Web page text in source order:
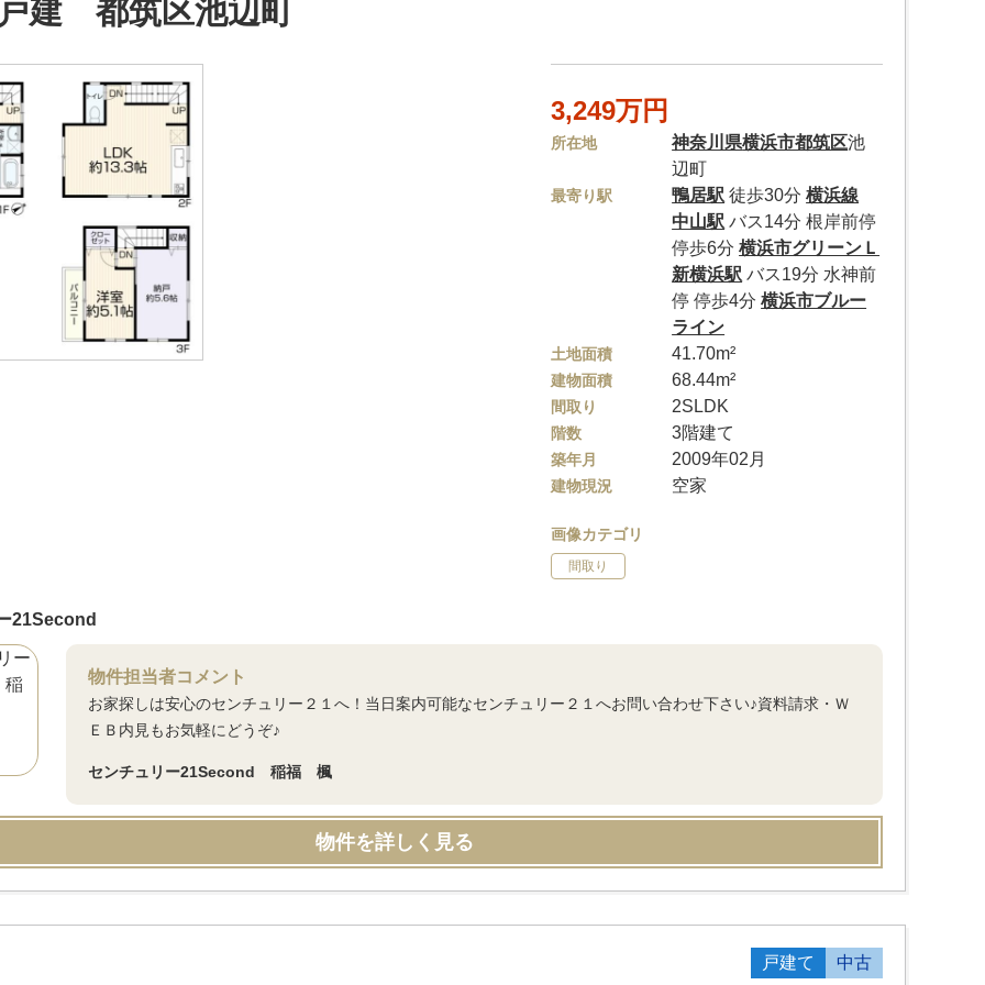
建 都筑区池辺町
3,249万円
所在地 神奈川県横浜市都筑区池
辺町
最寄り駅 鴨居駅 徒歩30分横浜線
中山駅 バス14分 根岸前停
停歩6分横浜市グリーンＬ
新横浜駅 バス19分 水神前
停 停歩4分横浜市ブルー
ライン
土地面積 41.70m²
建物面積 68.44m²
間取り 2SLDK
階数 3階建て
築年月 2009年02月
建物現況 空家
画像カテゴリ
間取り
21Second
物件担当者コメント
お家探しは安心のセンチュリー２１へ！当日案内可能なセンチュリー２１へお問い合わせ下さい♪資料請求・Ｗ
ＥＢ内見もお気軽にどうぞ♪
センチュリー21Second 稲福 楓
物件を詳しく見る
戸建て 中古